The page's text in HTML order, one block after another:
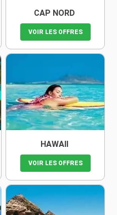
CAP NORD
VOIR LES OFFRES
HAWAII
VOIR LES OFFRES